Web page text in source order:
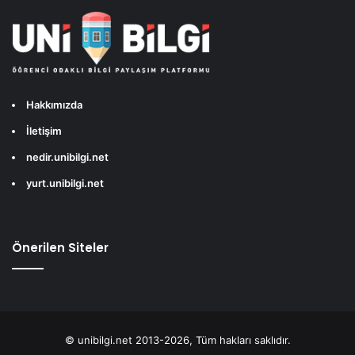
Hakkımızda
İletişim
nedir.unibilgi.net
yurt.unibilgi.net
Önerilen Siteler
© unibilgi.net 2013-2026, Tüm hakları saklıdır.